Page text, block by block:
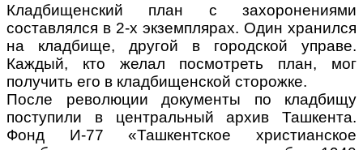
Кладбищенский план с захоронениями
составлялся в 2-х экземплярах. Один хранился
на кладбище, другой в городской управе.
Каждый, кто желал посмотреть план, мог
получить его в кладбищенской сторожке.
После революции документы по кладбищу
поступили в центральный архив Ташкента.
Фонд И-77 «Ташкентское христианское